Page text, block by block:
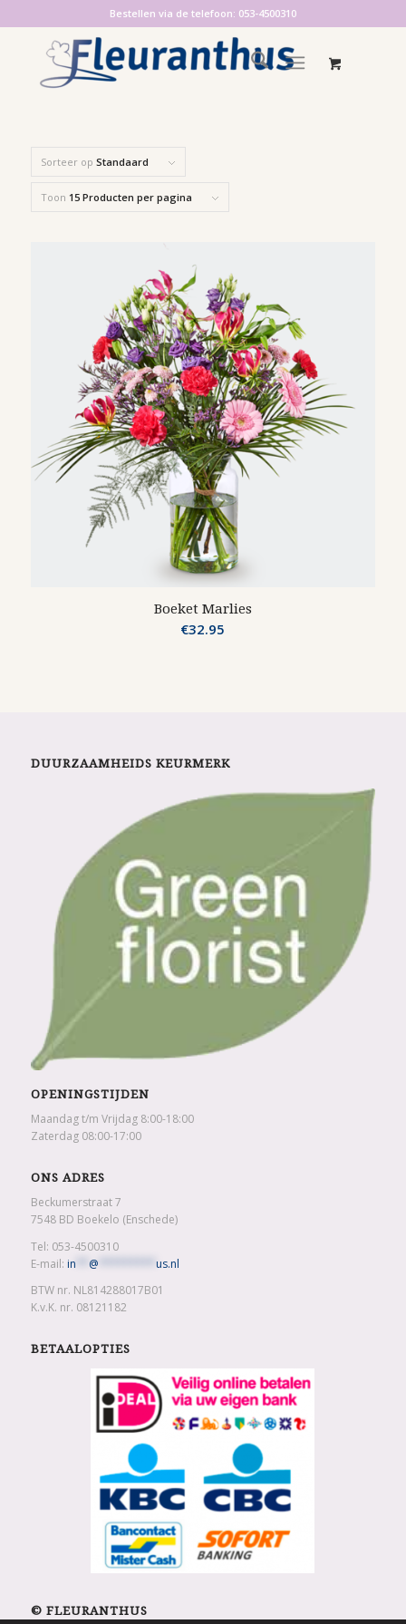
Bestellen via de telefoon: 053-4500310
Sorteer op Standaard
Toon 15 Producten per pagina
Boeket Marlies
€32.95
DUURZAAMHEIDS KEURMERK
OPENINGSTIJDEN
Maandag t/m Vrijdag 8:00-18:00
Zaterdag 08:00-17:00
ONS ADRES
Beckumerstraat 7
7548 BD Boekelo (Enschede)
Tel: 053-4500310
E-mail: in @
us.nl
BTW nr. NL814288017B01
K.v.K. nr. 08121182
BETAALOPTIES
© FLEURANTHUS